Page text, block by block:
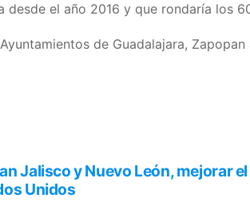
el año 2016 y que rondaría los
de Guadalajara,
Jalisco y Nuevo León, mejorar
Unidos